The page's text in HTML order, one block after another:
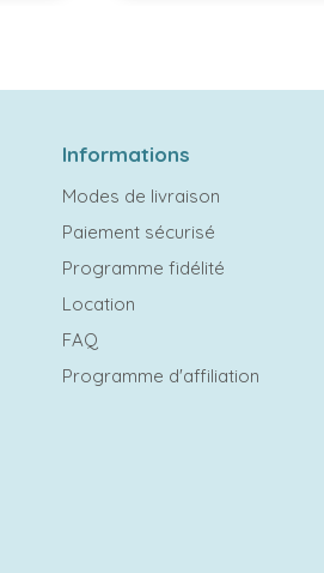
Informations
Modes de livraison
Paiement sécurisé
Programme fidélité
Location
FAQ
Programme d'affiliation